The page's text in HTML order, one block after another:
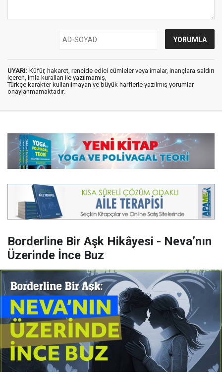
UYARI: Küfür, hakaret, rencide edici cümleler veya imalar, inançlara saldırı
içeren, imla kuralları ile yazılmamış,
Türkçe karakter kullanılmayan ve büyük harflerle yazılmış yorumlar
onaylanmamaktadır.
Borderline Bir Aşk Hikâyesi - Neva’nın
Üzerinde İnce Buz